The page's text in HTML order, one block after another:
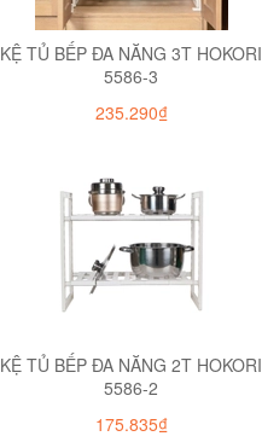
KỆ TỦ BẾP ĐA NĂNG 3T HOKORI
5586-3
235.290₫
KỆ TỦ BẾP ĐA NĂNG 2T HOKORI
5586-2
175.835₫